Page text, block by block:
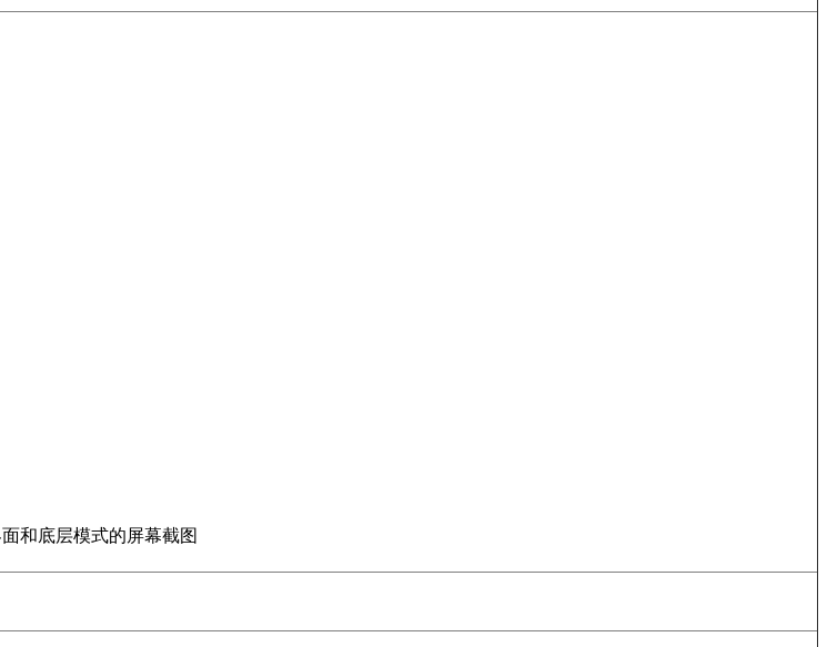
和底层模式的屏幕截图